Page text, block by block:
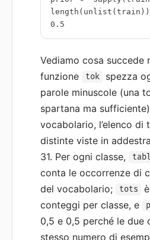
0.5
Vediamo cosa succede
funzione
tok
spezza
parole minuscole (una
spartana ma
vocabolario, l’elenco di
distinte viste in
31. Per ogni classe,
conta le occorrenze di
del vocabolario;
tots
conteggi per classe, e
0,5 e 0,5 perché le due
stesso numero di